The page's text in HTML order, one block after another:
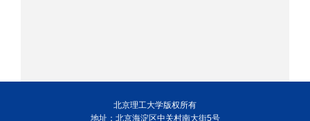
北京理工大学版权所有
地址：北京海淀区中关村南大街5号